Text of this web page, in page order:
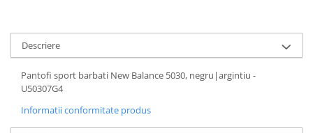
Descriere
Pantofi sport barbati New Balance 5030, negru|argintiu -
U50307G4
Informatii conformitate produs